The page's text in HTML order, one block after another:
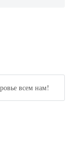
всем нам!